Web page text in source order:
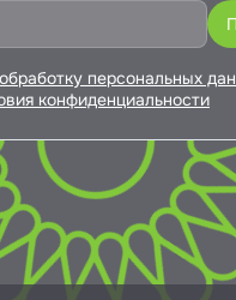
обработку персональных
конфиденциальности